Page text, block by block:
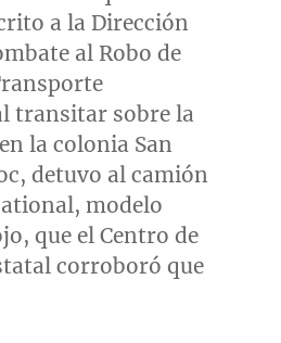
a la Dirección
al Robo de
transitar sobre la
la colonia San
, detuvo al camión
modelo
que el Centro de
corroboró que